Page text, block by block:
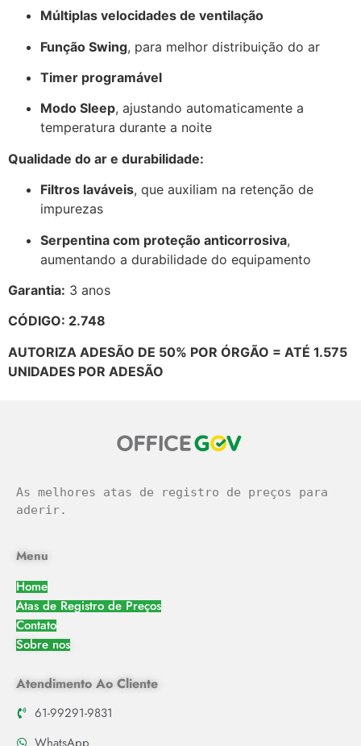
Múltiplas velocidades de ventilação
Função Swing, para melhor distribuição do ar
Timer programável
Modo Sleep, ajustando automaticamente a
temperatura durante a noite
Qualidade do ar e durabilidade:
Filtros laváveis, que auxiliam na retenção de
impurezas
Serpentina com proteção anticorrosiva,
aumentando a durabilidade do equipamento
Garantia: 3 anos
CÓDIGO: 2.748
AUTORIZA ADESÃO DE 50% POR ÓRGÃO = ATÉ 1.575
UNIDADES POR ADESÃO
As melhores atas de registro de preços para
aderir.
Menu
Home
Atas de Registro de Preços
Contato
Sobre nos
Atendimento Ao Cliente
61-99291-9831